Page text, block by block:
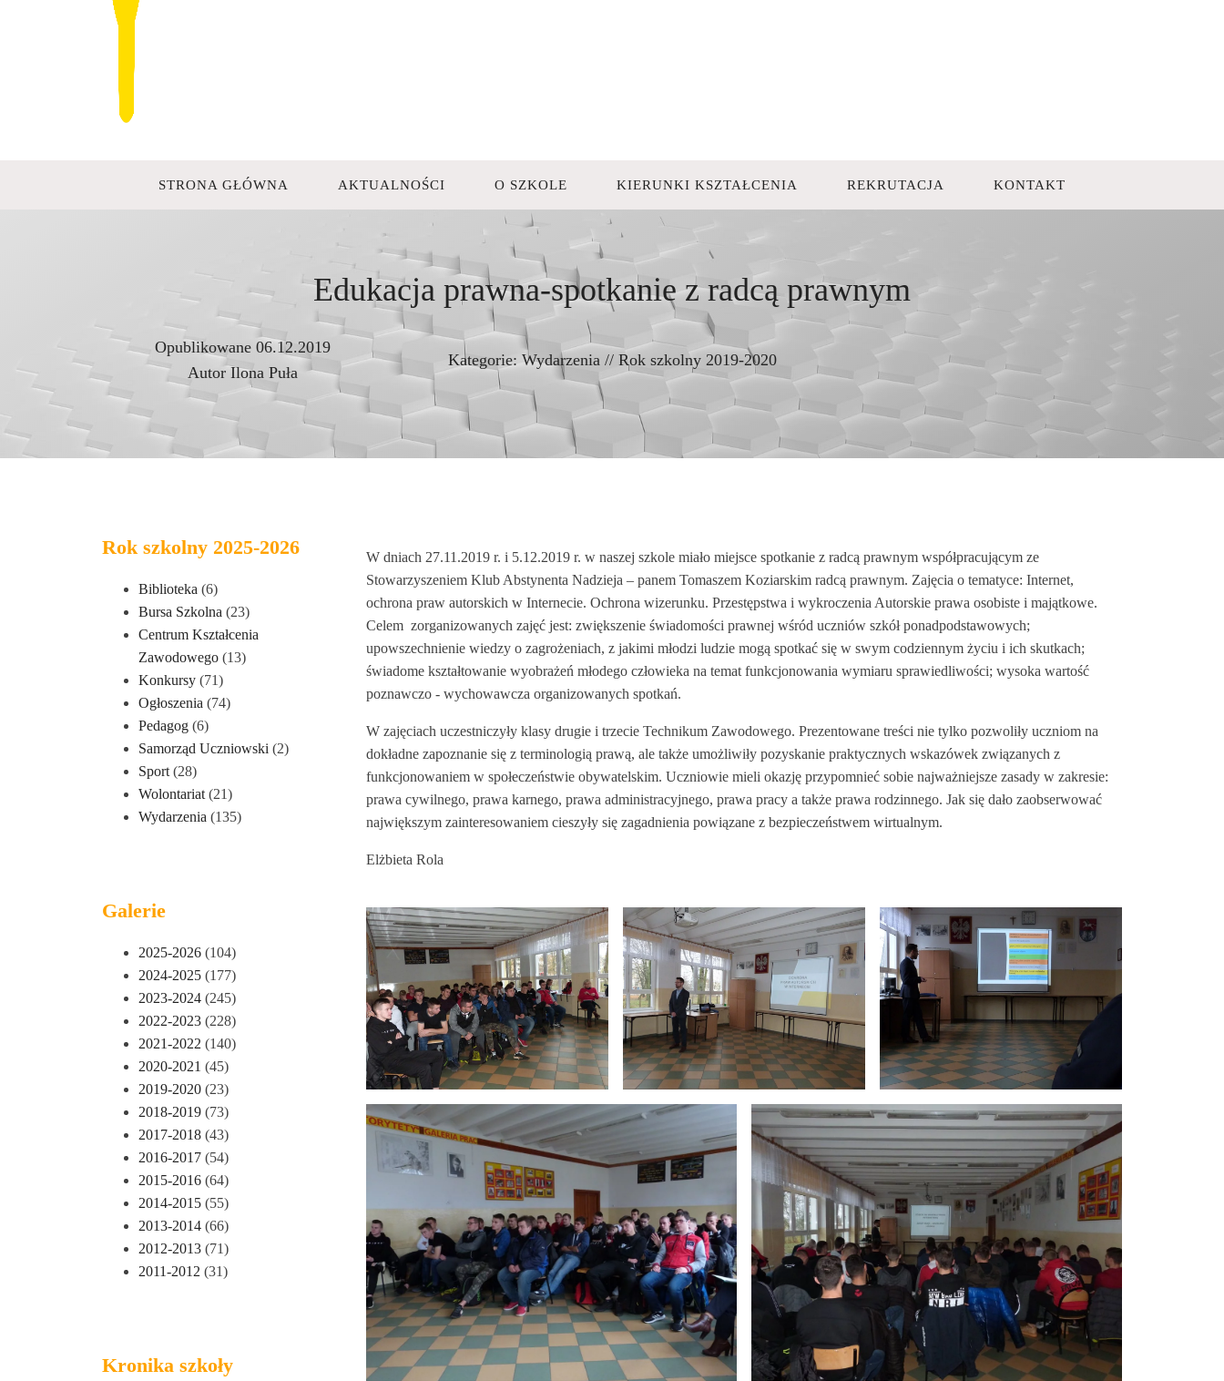
STRONA GŁÓWNA AKTUALNOŚCI O SZKOLE KIERUNKI KSZTAŁCENIA REKRUTACJA KONTAKT
Edukacja prawna-spotkanie z radcą prawnym
Opublikowane 06.12.2019
Autor Ilona Puła
Kategorie: Wydarzenia// Rok szkolny 2019-2020
Rok szkolny 2025-2026
Biblioteka (6)
Bursa Szkolna (23)
Centrum Kształcenia
Zawodowego (13)
Konkursy (71)
Ogłoszenia (74)
Pedagog (6)
Samorząd Uczniowski (2)
Sport (28)
Wolontariat (21)
Wydarzenia (135)
Galerie
2025-2026 (104)
2024-2025 (177)
2023-2024 (245)
2022-2023 (228)
2021-2022 (140)
2020-2021 (45)
2019-2020 (23)
2018-2019 (73)
2017-2018 (43)
2016-2017 (54)
2015-2016 (64)
2014-2015 (55)
2013-2014 (66)
2012-2013 (71)
2011-2012 (31)
Kronika szkoły
W dniach 27.11.2019 r. i 5.12.2019 r. w naszej szkole miało miejsce spotkanie z radcą prawnym współpracującym ze
Stowarzyszeniem Klub Abstynenta Nadzieja – panem Tomaszem Koziarskim radcą prawnym. Zajęcia o tematyce: Internet,
ochrona praw autorskich w Internecie. Ochrona wizerunku. Przestępstwa i wykroczenia Autorskie prawa osobiste i majątkowe.
Celem zorganizowanych zajęć jest: zwiększenie świadomości prawnej wśród uczniów szkół ponadpodstawowych;
upowszechnienie wiedzy o zagrożeniach, z jakimi młodzi ludzie mogą spotkać się w swym codziennym życiu i ich skutkach;
świadome kształtowanie wyobrażeń młodego człowieka na temat funkcjonowania wymiaru sprawiedliwości; wysoka wartość
poznawczo - wychowawcza organizowanych spotkań.
W zajęciach uczestniczyły klasy drugie i trzecie Technikum Zawodowego. Prezentowane treści nie tylko pozwoliły uczniom na
dokładne zapoznanie się z terminologią prawą, ale także umożliwiły pozyskanie praktycznych wskazówek związanych z
funkcjonowaniem w społeczeństwie obywatelskim. Uczniowie mieli okazję przypomnieć sobie najważniejsze zasady w zakresie:
prawa cywilnego, prawa karnego, prawa administracyjnego, prawa pracy a także prawa rodzinnego. Jak się dało zaobserwować
największym zainteresowaniem cieszyły się zagadnienia powiązane z bezpieczeństwem wirtualnym.
Elżbieta Rola